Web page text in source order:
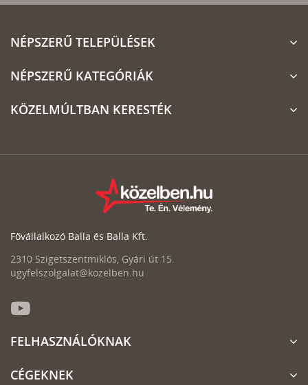
NÉPSZERŰ TELEPÜLÉSEK
NÉPSZERŰ KATEGÓRIÁK
KÖZELMÚLTBAN KERESTÉK
Fővállalkozó Balla és Balla Kft.
2310 Szigetszentmiklós, Gyári út 15.
ugyfelszolgalat@kozelben.hu
FELHASZNÁLÓKNAK
CÉGEKNEK